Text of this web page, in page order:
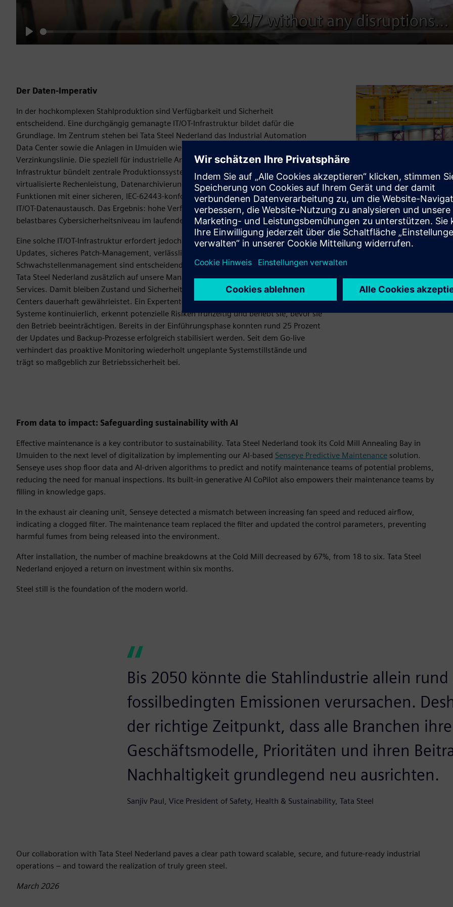
Play
Der Daten-Imperativ
In der hochkomplexen Stahlproduktion sind Verfügbarkeit und Sicherheit
entscheidend. Eine durchgängig gemanagte IT/OT-Infrastruktur bildet dafür die
Grundlage. Im Zentrum stehen bei Tata Steel Nederland das Industrial Automation
Data Center sowie die Anlagen in IJmuiden wie Warmbandwalzwerk und
Verzinkungslinie. Die speziell für industrielle Anforderungen ausgelegte On-Premises-
Infrastruktur bündelt zentrale Produktionssysteme wie SIMATIC PCS 7. Sie kombiniert
virtualisierte Rechenleistung, Datenarchivierung sowie Backup- und Restore-
Funktionen mit einer sicheren, IEC-62443-konformen Netzwerkarchitektur für den
IT/OT-Datenaustausch. Das Ergebnis: hohe Verfügbarkeit, effiziente Abläufe und ein
belastbares Cybersicherheitsniveau im laufenden Betrieb.
Eine solche IT/OT-Infrastruktur erfordert jedoch kontinuierliche Pflege: regelmäßige
Updates, sicheres Patch-Management, verlässliche Backups und ein aktives
Schwachstellenmanagement sind entscheidend für den stabilen Betrieb. Deshalb setzt
Tata Steel Nederland zusätzlich auf unsere Managed Remote Industrial Operations
Services. Damit bleiben Zustand und Sicherheit des Industrial Automation Data
Centers dauerhaft gewährleistet. Ein Expertenteam überwacht und steuert die IT/OT-
Systeme kontinuierlich, erkennt potenzielle Risiken frühzeitig und behebt sie, bevor sie
den Betrieb beeinträchtigen. Bereits in der Einführungsphase konnten rund 25 Prozent
der Updates und Backup-Prozesse erfolgreich stabilisiert werden. Seit dem Go-live
verhindert das proaktive Monitoring wiederholt ungeplante Systemstillstände und
trägt so maßgeblich zur Betriebssicherheit bei.
Photo by Fix Media
From data to impact: Safeguarding sustainability with AI
Effective maintenance is a key contributor to sustainability. Tata Steel Nederland took its Cold Mill Annealing Bay in
IJmuiden to the next level of digitalization by implementing our AI-based Senseye Predictive Maintenance solution.
Senseye uses shop floor data and AI-driven algorithms to predict and notify maintenance teams of potential problems,
reducing the need for manual inspections. Its built-in generative AI CoPilot also empowers their maintenance teams by
filling in knowledge gaps.
In the exhaust air cleaning unit, Senseye detected a mismatch between increasing fan speed and reduced airflow,
indicating a clogged filter. The maintenance team replaced the filter and updated the control parameters, preventing
harmful fumes from being released into the environment.
After installation, the number of machine breakdowns at the Cold Mill decreased by 67%, from 18 to six. Tata Steel
Nederland enjoyed a return on investment within six months.
Steel still is the foundation of the modern world.
Bis 2050 könnte die Stahlindustrie allein rund
fossilbedingten Emissionen verursachen.
der richtige Zeitpunkt, dass alle Branchen ihre
Geschäftsmodelle, Prioritäten und ihren
Nachhaltigkeit grundlegend neu ausrichten.
Sanjiv Paul, Vice President of Safety, Health & Sustainability, Tata Steel
Our collaboration with Tata Steel Nederland paves a clear path toward scalable, secure, and future-ready industrial
operations – and toward the realization of truly green steel.
March 2026